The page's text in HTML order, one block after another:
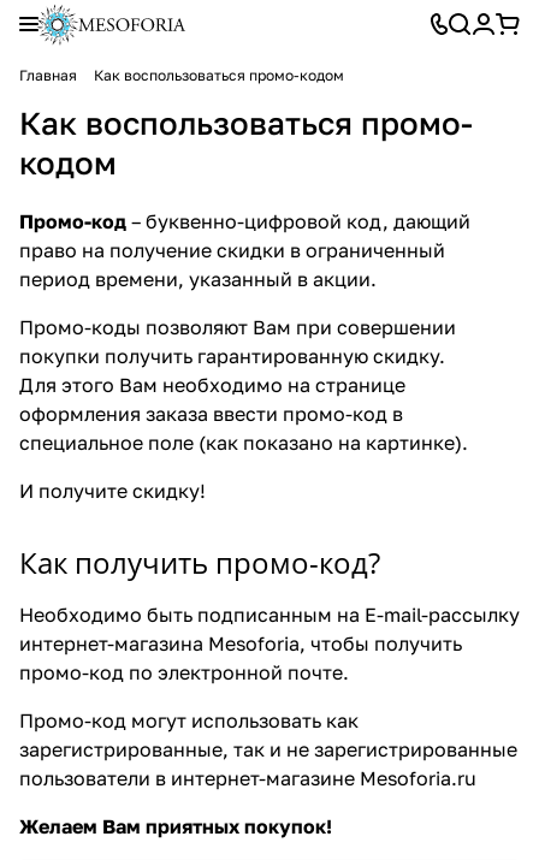
Главная Как воспользоваться промо-кодом
Как воспользоваться промо-
кодом
Промо-код – буквенно-цифровой код, дающий
право на получение скидки в ограниченный
период времени, указанный в акции.
Промо-коды позволяют Вам при совершении
покупки получить гарантированную скидку.
Для этого Вам необходимо на странице
оформления заказа ввести промо-код в
специальное поле (как показано на картинке).
И получите скидку!
Как получить промо-код?
Необходимо быть подписанным на E-mail-рассылку
интернет-магазина Mesoforia, чтобы получить
промо-код по электронной почте.
Промо-код могут использовать как
зарегистрированные, так и не зарегистрированные
пользователи в интернет-магазине Mesoforia.ru
Желаем Вам приятных покупок!